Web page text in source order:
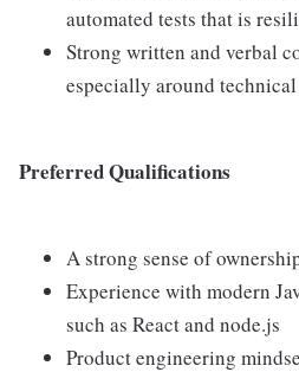
automated tests that is
Strong written and verbal
especially around
Preferred Qualifications
A strong sense of
Experience with modern
such as React and node.js
Product engineering